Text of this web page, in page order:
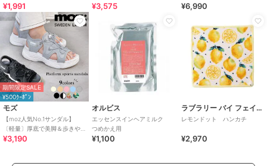
晴雨兼用 折りたたみ傘 /G-
0601
¥1,991 ¥3,575
ラクチンきれいシューズ
¥6,990
期間限定SALE
¥500ｸｰﾎﾟﾝ
モズ
【moz人気No.1サンダル】
〔軽量〕厚底で美脚＆歩きや
すい！疲れにくいフィット感
¥3,190
オルビス
エッセンスインヘアミルク
つめかえ用
¥1,100
ラブラリー バイ フェイラー
レモンドット ハンカチ
¥2,970